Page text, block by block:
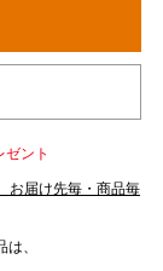
ント
お届け先毎・商品毎
、